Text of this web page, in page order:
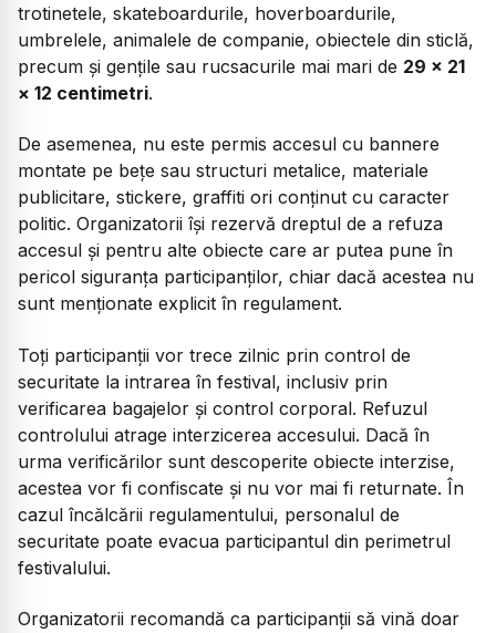
trotinetele, skateboardurile, hoverboardurile,
umbrelele, animalele de companie, obiectele din sticlă,
precum și gențile sau rucsacurile mai mari de 29 × 21
× 12 centimetri.
De asemenea, nu este permis accesul cu bannere
montate pe bețe sau structuri metalice, materiale
publicitare, stickere, graffiti ori conținut cu caracter
politic. Organizatorii își rezervă dreptul de a refuza
accesul și pentru alte obiecte care ar putea pune în
pericol siguranța participanților, chiar dacă acestea nu
sunt menționate explicit în regulament.
Toți participanții vor trece zilnic prin control de
securitate la intrarea în festival, inclusiv prin
verificarea bagajelor și control corporal. Refuzul
controlului atrage interzicerea accesului. Dacă în
urma verificărilor sunt descoperite obiecte interzise,
acestea vor fi confiscate și nu vor mai fi returnate. În
cazul încălcării regulamentului, personalul de
securitate poate evacua participantul din perimetrul
festivalului.
Organizatorii recomandă ca participanții să vină doar